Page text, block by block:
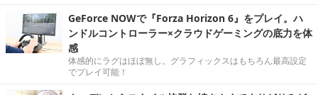
GeForce NOWで『Forza Horizon 6』をプレイ。ハ
ンドルコントローラー×クラウドゲーミングの底力を体
感
体感的にラグはほぼ無し。グラフィックスはもちろん最高設定
でプレイ可能！